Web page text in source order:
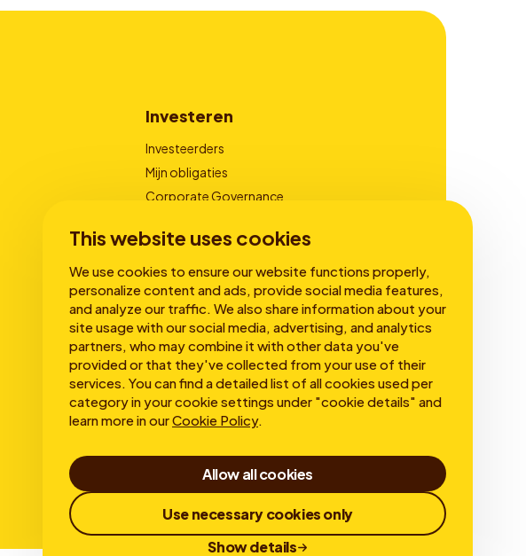
This website uses cookies
We use cookies to ensure our website functions properly,
personalize content and ads, provide social media features,
and analyze our traffic. We also share information about your
site usage with our social media, advertising, and analytics
partners, who may combine it with other data you've
provided or that they've collected from your use of their
services. You can find a detailed list of all cookies used per
category in your cookie settings under "cookie details" and
learn more in ourCookie Policy.
Allow all cookies
Use necessary cookies only
Show details
Investeren
Investeerders
Mijn obligaties
Corporate Governance